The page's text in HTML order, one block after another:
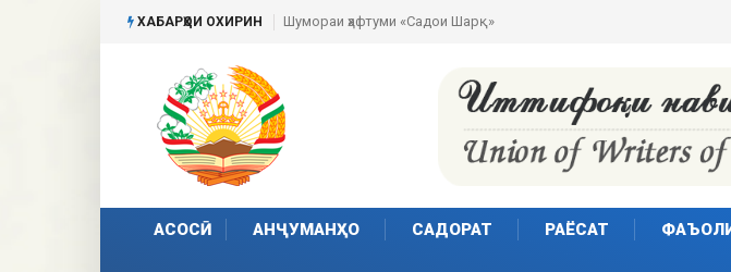
ХАБАРҲОИ ОХИРИН Шумораи ҳафтуми «Садои Шарқ»
АСОСӢ АНҶУМАНҲО САДОРАТ РАЁСАТ